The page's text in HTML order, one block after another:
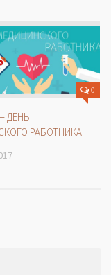
0
ДЕНЬ
РАБОТНИКА